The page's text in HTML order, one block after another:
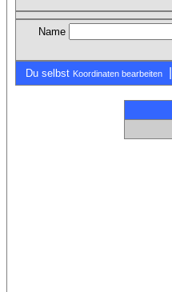
Name
Du selbst Koordinaten bearbeiten